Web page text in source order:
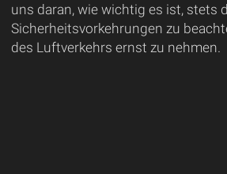
uns daran, wie wichtig es ist, stets
Sicherheitsvorkehrungen zu
des Luftverkehrs ernst zu nehmen.